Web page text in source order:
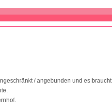
/ angebunden und es braucht